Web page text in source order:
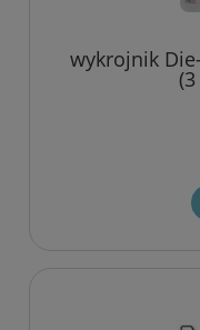
wykrojnik